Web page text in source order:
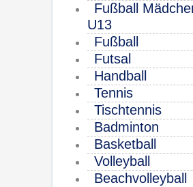
Fußball
U13
Fußball
Futsal
Handball
Tennis
Tischtennis
Badminton
Basketball
Volleyball
Beachvolleyball